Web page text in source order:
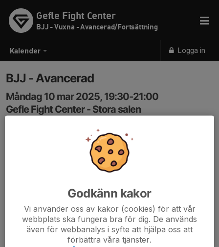
Kalender Logga in
Gefle Fight Center
BJJ - Vuxna - Avancerad/Fortsättning
BJJ - Avancerad
Måndag 10 mar 2025, 19:30-21:00
Gefle Fight Center - Stora salen
Godkänn kakor
Vi använder oss av kakor (cookies) för att vår
webbplats ska fungera bra för dig. De används
även för webbanalys i syfte att hjälpa oss att
förbättra våra tjänster.